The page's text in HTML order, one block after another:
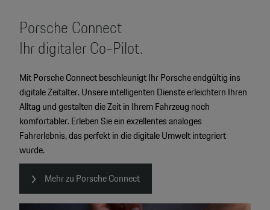
Porsche Connect
Ihr digitaler Co-Pilot.
Mit Porsche Connect beschleunigt Ihr Porsche endgültig ins
digitale Zeitalter. Unsere intelligenten Dienste erleichtern Ihren
Alltag und gestalten die Zeit in Ihrem Fahrzeug noch
komfortabler. Erleben Sie ein exzellentes analoges
Fahrerlebnis, das perfekt in die digitale Umwelt integriert
wurde.
Mehr zu Porsche Connect